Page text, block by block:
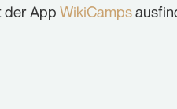
der App WikiCamps